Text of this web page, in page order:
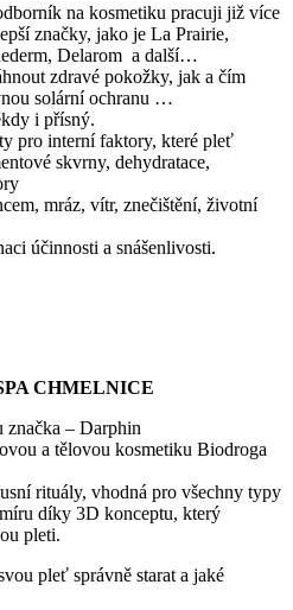
na kosmetiku pracuji již více
značky, jako je La Prairie,
Delarom a další…
zdravé pokožky, jak a čím
solární ochranu …
i přísný.
pro interní faktory, které pleť
skvrny, dehydratace,
mráz, vítr, znečištění, životní
účinnosti a snášenlivosti.
CHMELNICE
značka – Darphin
a tělovou kosmetiku Biodroga
rituály, vhodná pro všechny typy
díky 3D konceptu, který
pleti.
pleť správně starat a jaké